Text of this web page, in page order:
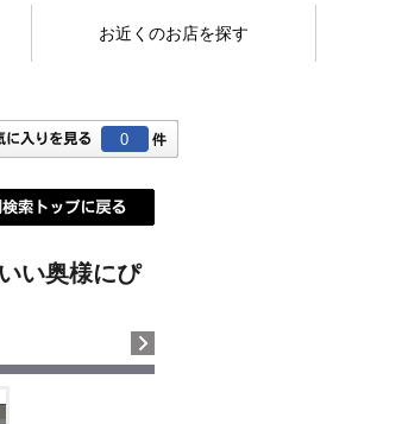
お近くのお店を探す
0
い奥様にぴ